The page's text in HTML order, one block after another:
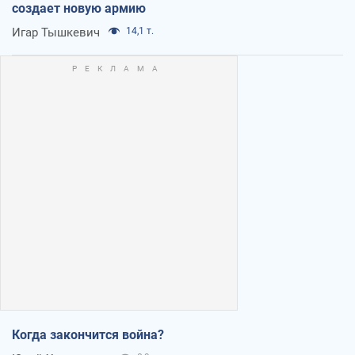
создает новую армию
Игар Тышкевич 14,1 т.
Когда закончится война?